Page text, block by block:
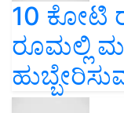
10 ಕೋಟಿ
ರೂಮಲ್ಲಿ